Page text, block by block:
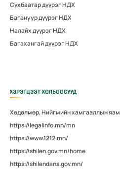
Сүхбаатар дүүрэг НДХ
Багануур дүүрэг НДХ
Налайх дүүрэг НДХ
Багахангай дүүрэг НДХ
ХЭРЭГЦЭЭТ ХОЛБООСУУД
Хөдөлмөр, Нийгмийн хамгааллын яам
https://legalinfo.mn/mn
https://www.1212.mn/
https://shilen.gov.mn/home
https://shilendans.gov.mn/